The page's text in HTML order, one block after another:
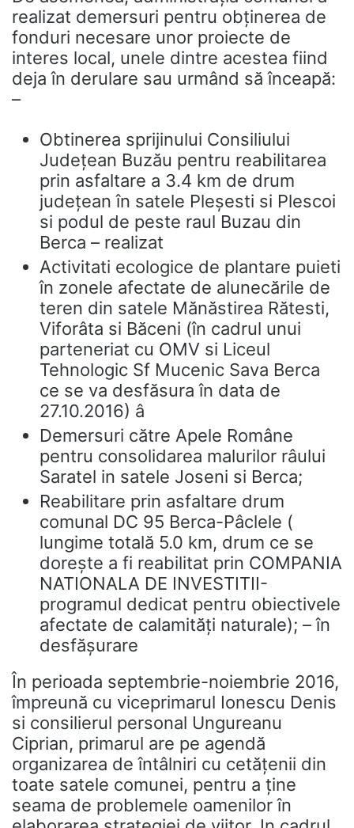
realizat demersuri pentru obținerea de
fonduri necesare unor proiecte de
interes local, unele dintre acestea fiind
deja în derulare sau urmând să înceapă:
–
Obtinerea sprijinului Consiliului
Județean Buzău pentru reabilitarea
prin asfaltare a 3.4 km de drum
județean în satele Pleșesti si Plescoi
si podul de peste raul Buzau din
Berca – realizat
Activitati ecologice de plantare puieti
în zonele afectate de alunecările de
teren din satele Mănăstirea Rătesti,
Viforâta si Băceni (în cadrul unui
parteneriat cu OMV si Liceul
Tehnologic Sf Mucenic Sava Berca
ce se va desfăsura în data de
27.10.2016) â
Demersuri către Apele Române
pentru consolidarea malurilor râului
Saratel in satele Joseni si Berca;
Reabilitare prin asfaltare drum
comunal DC 95 Berca-Pâclele (
lungime totală 5.0 km, drum ce se
dorește a fi reabilitat prin COMPANIA
NATIONALA DE INVESTITII-
programul dedicat pentru obiectivele
afectate de calamități naturale); – în
desfășurare
În perioada septembrie-noiembrie 2016,
împreună cu viceprimarul Ionescu Denis
si consilierul personal Ungureanu
Ciprian, primarul are pe agendă
organizarea de întâlniri cu cetățenii din
toate satele comunei, pentru a ține
seama de problemele oamenilor în